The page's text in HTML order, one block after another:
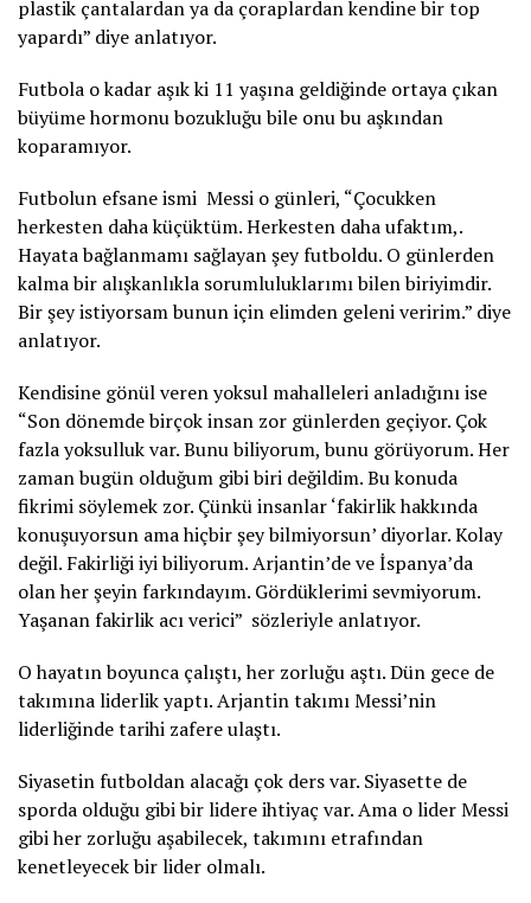
plastik çantalardan ya da çoraplardan kendine bir top
yapardı” diye anlatıyor.
Futbola o kadar aşık ki 11 yaşına geldiğinde ortaya çıkan
büyüme hormonu bozukluğu bile onu bu aşkından
koparamıyor.
Futbolun efsane ismi Messi o günleri, “Çocukken
herkesten daha küçüktüm. Herkesten daha ufaktım,.
Hayata bağlanmamı sağlayan şey futboldu. O günlerden
kalma bir alışkanlıkla sorumluluklarımı bilen biriyimdir.
Bir şey istiyorsam bunun için elimden geleni veririm.” diye
anlatıyor.
Kendisine gönül veren yoksul mahalleleri anladığını ise
“Son dönemde birçok insan zor günlerden geçiyor. Çok
fazla yoksulluk var. Bunu biliyorum, bunu görüyorum. Her
zaman bugün olduğum gibi biri değildim. Bu konuda
fikrimi söylemek zor. Çünkü insanlar ‘fakirlik hakkında
konuşuyorsun ama hiçbir şey bilmiyorsun’ diyorlar. Kolay
değil. Fakirliği iyi biliyorum. Arjantin’de ve İspanya’da
olan her şeyin farkındayım. Gördüklerimi sevmiyorum.
Yaşanan fakirlik acı verici” sözleriyle anlatıyor.
O hayatın boyunca çalıştı, her zorluğu aştı. Dün gece de
takımına liderlik yaptı. Arjantin takımı Messi’nin
liderliğinde tarihi zafere ulaştı.
Siyasetin futboldan alacağı çok ders var. Siyasette de
sporda olduğu gibi bir lidere ihtiyaç var. Ama o lider Messi
gibi her zorluğu aşabilecek, takımını etrafından
kenetleyecek bir lider olmalı.